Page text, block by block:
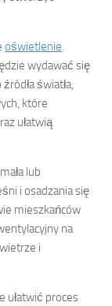
oświetlenie.
wydawać się
światła,
które
ułatwią
lub
i osadzania się
mieszkańców
na
i
ułatwić proces